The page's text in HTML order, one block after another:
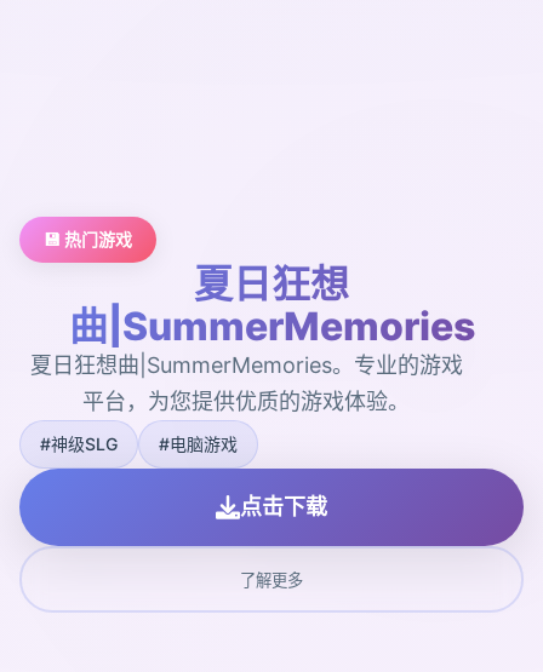
💾 热门游戏
夏日狂想
曲|SummerMemories
夏日狂想曲|SummerMemories。专业的游戏
平台，为您提供优质的游戏体验。
#神级SLG #电脑游戏
点击下载
了解更多